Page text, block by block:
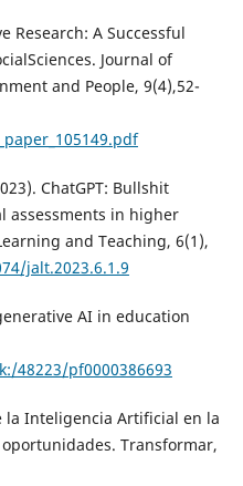
Research: A Successful
Journal of
and People, 9(4),52-
ChatGPT: Bullshit
assessments in higher
and Teaching, 6(1),
jalt.2023.6.1.9
AI in education
48223/pf0000386693
la Inteligencia Artificial en la
Transformar,